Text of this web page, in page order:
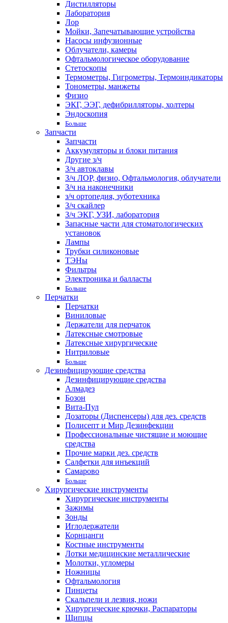
Дистилляторы
Лаборатория
Лор
Мойки, Запечатывающие устройства
Насосы инфузионные
Облучатели, камеры
Офтальмологическое оборудование
Стетоскопы
Термометры, Гигрометры, Термоиндикаторы
Тонометры, манжеты
Физио
ЭКГ, ЭЭГ, дефибрилляторы, холтеры
Эндоскопия
Больше
Запчасти
Запчасти
Аккумуляторы и блоки питания
Другие з/ч
З/ч автоклавы
З/ч ЛОР, физио, Офтальмология, облучатели
З/ч на наконечники
з/ч ортопедия, зуботехника
З/ч скайлер
З/ч ЭКГ, УЗИ, лаборатория
Запасные части для стоматологических
установок
Лампы
Трубки силиконовые
ТЭНы
Фильтры
Электроника и балласты
Больше
Перчатки
Перчатки
Виниловые
Держатели для перчаток
Латексные смотровые
Латексные хирургические
Нитриловые
Больше
Дезинфицирующие средства
Дезинфицирующие средства
Алмадез
Бозон
Вита-Пул
Дозаторы (Диспенсеры) для дез. средств
Полисепт и Мир Дезинфекции
Профессиональные чистящие и моющие
средства
Прочие марки дез. средств
Салфетки для инъекций
Самарово
Больше
Хирургические инструменты
Хирургические инструменты
Зажимы
Зонды
Иглодержатели
Корнцанги
Костные инструменты
Лотки медицинские металлические
Молотки, угломеры
Ножницы
Офтальмология
Пинцеты
Скальпели и лезвия, ножи
Хирургические крючки, Распараторы
Щипцы